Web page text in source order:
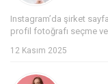
Instagram’da şirket
profil fotoğrafı seçme
12 Kasım 2025